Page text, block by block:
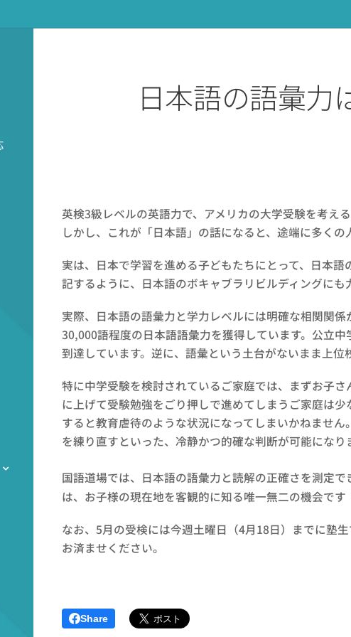
日本語の語彙力
英検3級レベルの英語力で、アメリカの大学受験を考え
しかし、これが「日本語」の話になると、途端に多くの
実は、日本で学習を進める子どもたちにとって、日本
記するように、日本語のボキャブラリビルディングにも
実際、日本語の語彙力と学力レベルには明確な相関関
30,000語程度の日本語語彙力を獲得しています。公立
到達しています。逆に、語彙という土台がないまま上
特に中学受験を検討されているご家庭では、まずお子
に上げて受験勉強をごり押しで進めてしまうご家庭は
すると教育虐待のような状況になってしまいかねませ
を練り直すといった、冷静かつ的確な判断が可能になり
国語道場では、日本語の語彙力と読解の正確さを測定で
は、お子様の現在地を客観的に知る唯一無二の機会です
なお、5月の受検には今週土曜日（4月18日）までに塾
お済ませください。
Share